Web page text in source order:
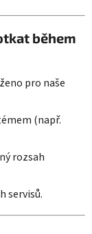
během
pro naše
(např.
rozsah
servisů.